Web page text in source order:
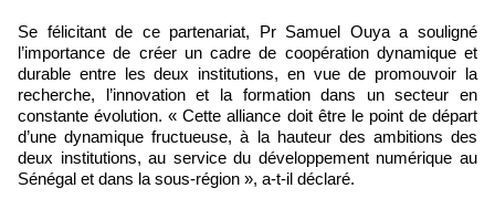
Se félicitant de ce partenariat, Pr Samuel Ouya a souligné
l’importance de créer un cadre de coopération dynamique et
durable entre les deux institutions, en vue de promouvoir la
recherche, l’innovation et la formation dans un secteur en
constante évolution. « Cette alliance doit être le point de départ
d’une dynamique fructueuse, à la hauteur des ambitions des
deux institutions, au service du développement numérique au
Sénégal et dans la sous-région », a-t-il déclaré.